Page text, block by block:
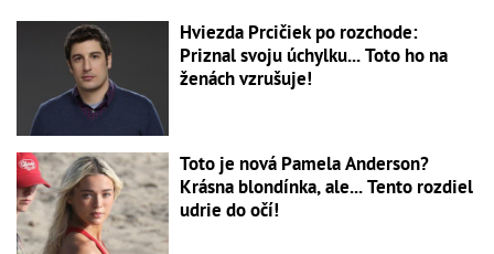
Hviezda Prcičiek po rozchode:
Priznal svoju úchylku... Toto ho na
ženách vzrušuje!
Toto je nová Pamela Anderson?
Krásna blondínka, ale... Tento rozdiel
udrie do očí!